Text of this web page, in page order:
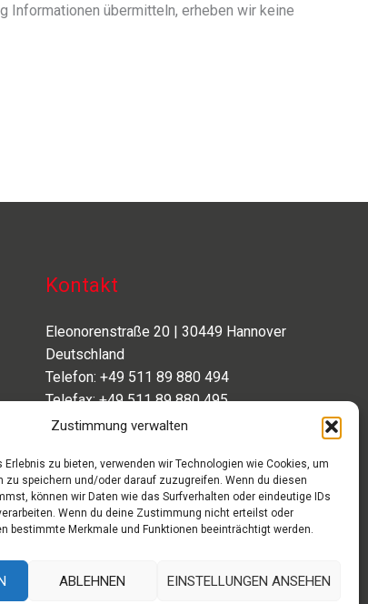
Zustimmung verwalten
Erlebnis zu bieten, verwenden wir Technologien wie Cookies, um
zu speichern und/oder darauf zuzugreifen. Wenn du diesen
können wir Daten wie das Surfverhalten oder eindeutige IDs
Wenn du deine Zustimmung nicht erteilst oder
bestimmte Merkmale und Funktionen beeinträchtigt werden.
ABLEHNEN EINSTELLUNGEN ANSEHEN
Informationen über­mit­teln, erhe­ben wir keine
Kontakt
Eleonorenstraße 20 | 30449 Hannover
Deutschland
Telefon: +49 511 89 880 494
Telefax: +49 511 89 880 495
Montag – Freitag | 9.00 – 17.00 Uhr